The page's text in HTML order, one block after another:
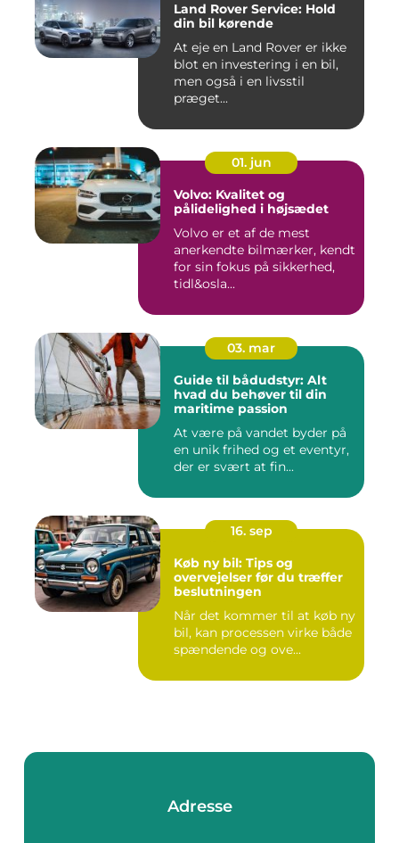
Land Rover Service: Hold
din bil kørende
At eje en Land Rover er ikke
blot en investering i en bil,
men også i en livsstil
præget...
01. jun
Volvo: Kvalitet og
pålidelighed i højsædet
Volvo er et af de mest
anerkendte bilmærker, kendt
for sin fokus på sikkerhed,
tidl&osla...
03. mar
Guide til bådudstyr: Alt
hvad du behøver til din
maritime passion
At være på vandet byder på
en unik frihed og et eventyr,
der er svært at fin...
16. sep
Køb ny bil: Tips og
overvejelser før du træffer
beslutningen
Når det kommer til at køb ny
bil, kan processen virke både
spændende og ove...
Adresse